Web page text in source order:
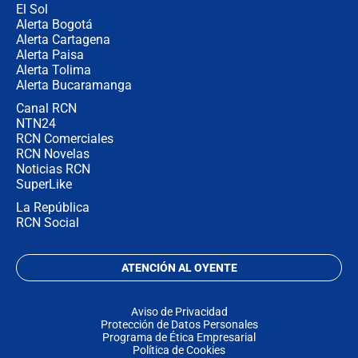
El Sol
Alerta Bogotá
Alerta Cartagena
Alerta Paisa
Alerta Tolima
Alerta Bucaramanga
Canal RCN
NTN24
RCN Comerciales
RCN Novelas
Noticias RCN
SuperLike
La República
RCN Social
ATENCIÓN AL OYENTE
Aviso de Privacidad
Protección de Datos Personales
Programa de Ética Empresarial
Política de Cookies